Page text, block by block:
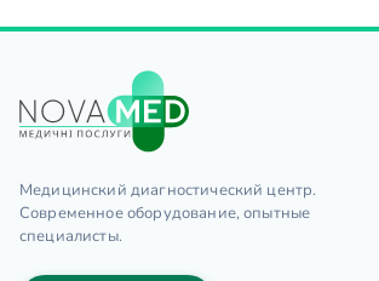
Медицинский диагностический центр.
Современное оборудование, опытные
специалисты.